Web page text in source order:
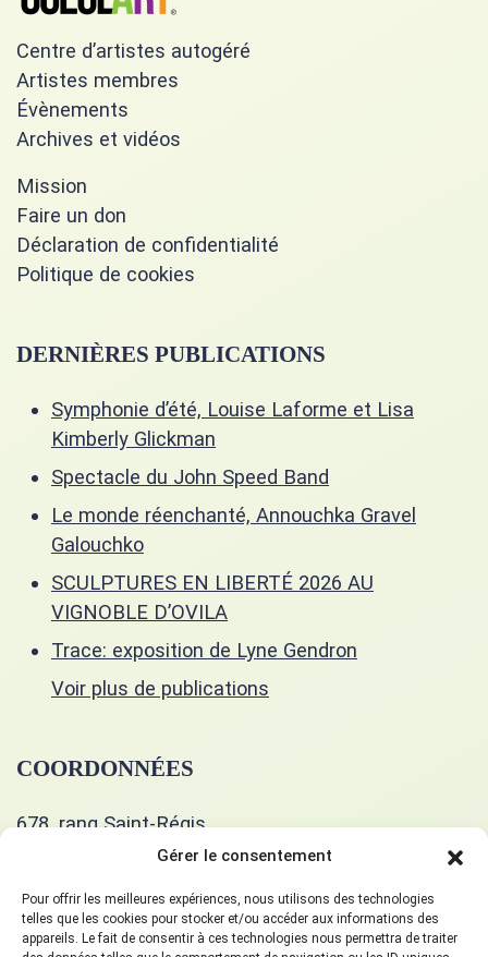
Gérer le consentement
Pour offrir les meilleures expériences, nous utilisons des technologies
telles que les cookies pour stocker et/ou accéder aux informations des
appareils. Le fait de consentir à ces technologies nous permettra de traiter
Centre d’artistes autogéré
Artistes membres
Évènements
Archives et vidéos
Mission
Faire un don
Déclaration de confidentialité
Politique de cookies
DERNIÈRES PUBLICATIONS
Symphonie d’été, Louise Laforme et Lisa
Kimberly Glickman
Spectacle du John Speed Band
Le monde réenchanté, Annouchka Gravel
Galouchko
SCULPTURES EN LIBERTÉ 2026 AU
VIGNOBLE D’OVILA
Trace: exposition de Lyne Gendron
Voir plus de publications
COORDONNÉES
678, rang Saint-Régis
Saint-Isidore, J0L 2A0
514 400-5351
gueulart678@gmail.com